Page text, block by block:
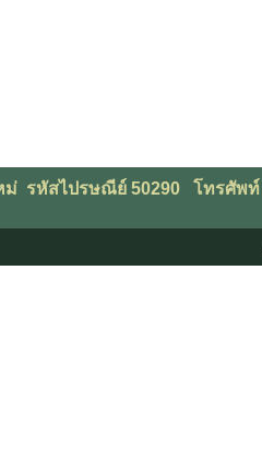
ม่ รหัสไปรษณีย์ 50290 โทรศัพท์